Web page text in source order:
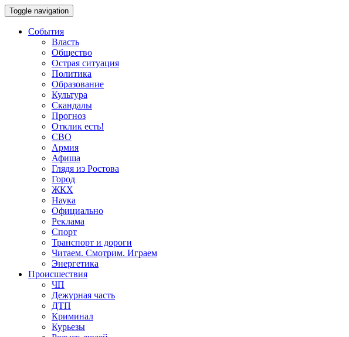
Toggle navigation
События
Власть
Общество
Острая ситуация
Политика
Образование
Культура
Скандалы
Прогноз
Отклик есть!
СВО
Армия
Афиша
Глядя из Ростова
Город
ЖКХ
Наука
Официально
Реклама
Спорт
Транспорт и дороги
Читаем. Смотрим. Играем
Энергетика
Происшествия
ЧП
Дежурная часть
ДТП
Криминал
Курьезы